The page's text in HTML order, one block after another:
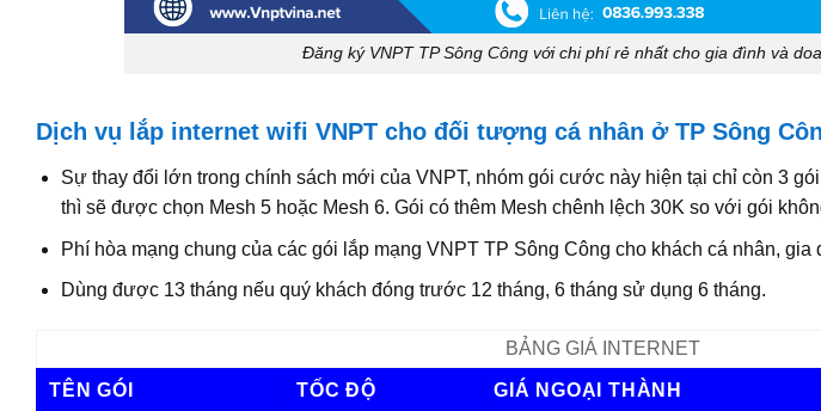
Đăng ký VNPT TP Sông Công với chi phí rẻ nhất cho gia đình và
Dịch vụ lắp internet wifi VNPT cho đối tượng cá nhân ở TP Sông
Sự thay đổi lớn trong chính sách mới của VNPT, nhóm gói cước này hiện tại chỉ còn 3
thì sẽ được chọn Mesh 5 hoặc Mesh 6. Gói có thêm Mesh chênh lệch 30K so với gói
Phí hòa mạng chung của các gói lắp mạng VNPT TP Sông Công cho khách cá nhân, gia
Dùng được 13 tháng nếu quý khách đóng trước 12 tháng, 6 tháng sử dụng 6 tháng.
BẢNG GIÁ INTERNET
TÊN GÓI TỐC ĐỘ GIÁ NGOẠI THÀNH